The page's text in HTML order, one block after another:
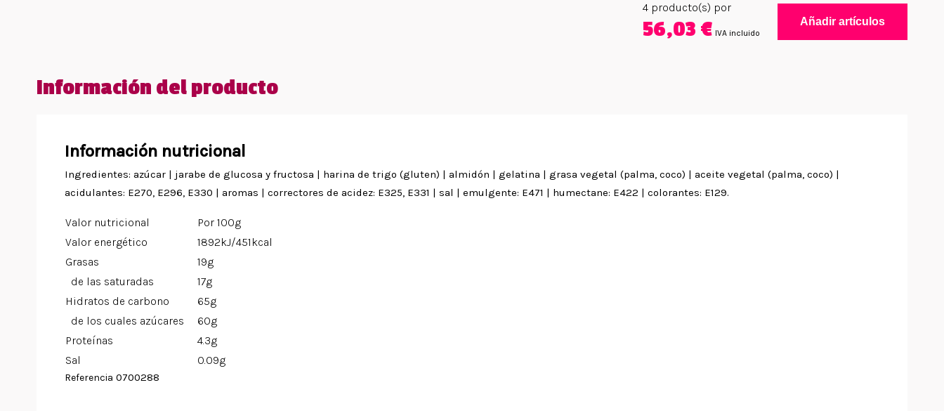
4 producto(s) por
56,03 € IVA incluido
Añadir artículos
Información del producto
Información nutricional
Ingredientes: azúcar | jarabe de glucosa y fructosa | harina de trigo (gluten) | almidón | gelatina | grasa vegetal (palma, coco) | aceite vegetal (palma, coco) |
acidulantes: E270, E296, E330 | aromas | correctores de acidez: E325, E331 | sal | emulgente: E471 | humectane: E422 | colorantes: E129.
Valor nutricional
Por 100g
Valor energético
1892kJ/451kcal
Grasas
19g
de las saturadas
17g
Hidratos de carbono
65g
de los cuales azúcares
60g
Proteínas
4.3g
Sal
0.09g
Referencia 0700288